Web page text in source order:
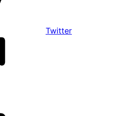
Twitter